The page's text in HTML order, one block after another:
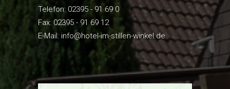
Telefon: 02395 - 91 69 0
Fax: 02395 - 91 69 12
E-Mail: info@hotel-im-stillen-winkel.de